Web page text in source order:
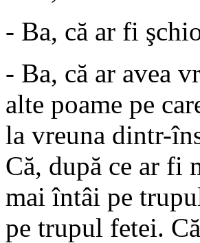
- Ba, că ar fi
- Ba, că ar avea
alte poame pe
la vreuna dintr-
Că, după ce ar fi
mai întâi pe
pe trupul fetei.